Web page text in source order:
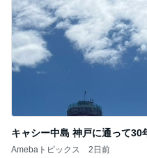
キャシー中島 神戸に通って30年